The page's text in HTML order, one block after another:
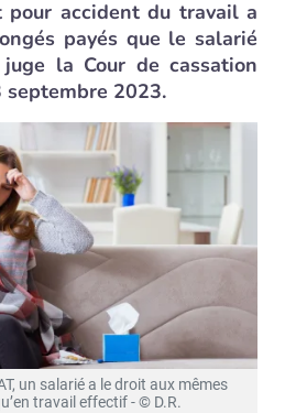
pour accident du travail a
payés que le salarié
la Cour de cassation
2023.
un salarié a le droit aux mêmes
travail effectif - © D.R.